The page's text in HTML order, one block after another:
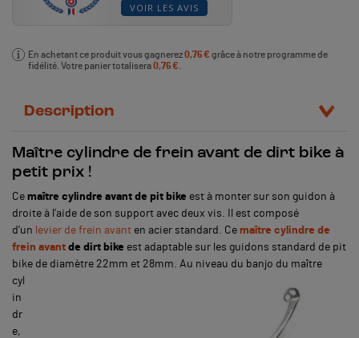
VOIR LES AVIS
En achetant ce produit vous gagnerez0,76 € grâce à notre programme de
fidélité. Votre panier totalisera0,76 €
Description
Maître cylindre de frein avant de dirt bike à
petit prix !
Ce maître cylindre avant de pit bike est à monter sur son guidon à
droite à l’aide de son support avec deux vis. Il est composé
d’un levier de frein avant en acier standard. Ce maître cylindre de
frein avant de dirt bike est adaptable sur les guidons standard de pit
bike de diamètre 22mm et 28mm. Au niveau du banjo du maître
cyl
in
dr
e,